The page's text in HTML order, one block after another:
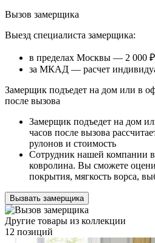
Вызов замерщика
Выезд специалиста замерщика:
в пределах Москвы — 2 000 ₽
за МКАД — расчет
Замерщик подъедет на дом или в
после вызова
Замерщик подъедет на дом
часов после вызова
рулонов и стоимость
Сотрудник нашей компании
ковролина. Вы сможете
покрытия, мягкость ворса,
Вызвать замерщика
Другие товары из коллекции
12 позиций